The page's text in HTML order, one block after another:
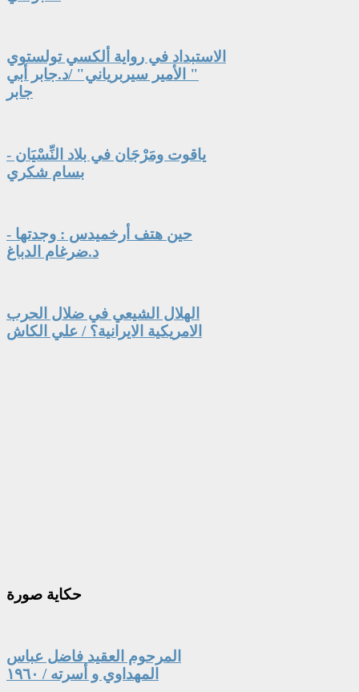
الاستبداد في رواية ألكسي تولستوي
" الأمير سيربرياني" /د.جابر أبي
جابر
ياقوت ومَرْجَان في بلاد النِّسْيَان -
بسام شكري
حين هتف أرخميدس : وجدتها -
د.ضرغام الدباغ
الهلال الشيعي في ضلال الحرب
الامريكية الايرانية؟ / علي الكاش
حكاية صورة
المرحوم العقيد فاضل عباس
المهداوي و أسرته / ١٩٦٠